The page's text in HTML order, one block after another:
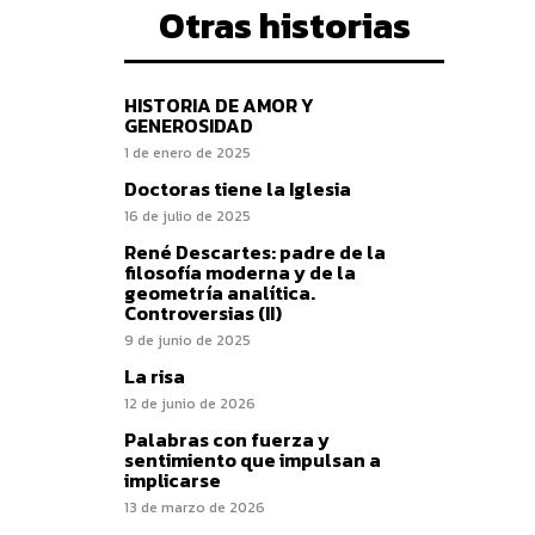
Otras historias
HISTORIA DE AMOR Y
GENEROSIDAD
1 de enero de 2025
Doctoras tiene la Iglesia
16 de julio de 2025
René Descartes: padre de la
filosofía moderna y de la
geometría analítica.
Controversias (II)
9 de junio de 2025
La risa
12 de junio de 2026
Palabras con fuerza y
sentimiento que impulsan a
implicarse
13 de marzo de 2026